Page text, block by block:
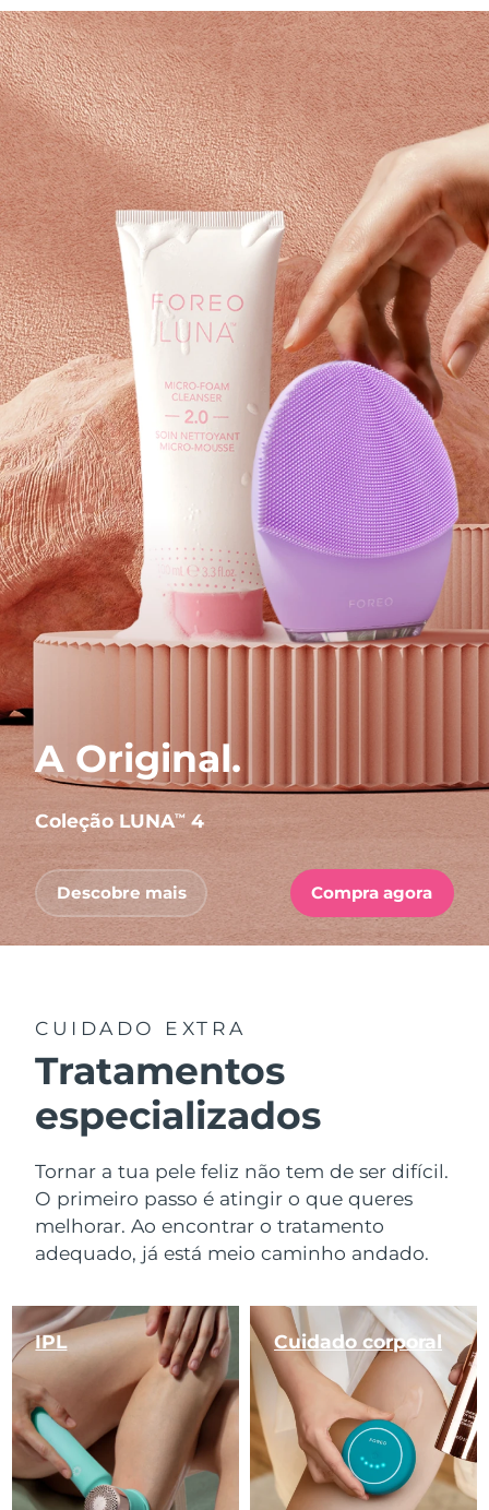
A Original.
Coleção LUNA™ 4
Descobre mais Compra agora
CUIDADO EXTRA
Tratamentos
especializados
Tornar a tua pele feliz não tem de ser difícil.
O primeiro passo é atingir o que queres
melhorar. Ao encontrar o tratamento
adequado, já está meio caminho andado.
IPL Cuidado corporal